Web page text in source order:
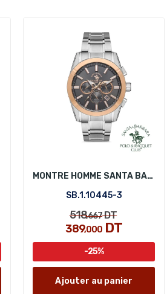
MONTRE HOMME SANTA BARBARA POLO SB.1.10445-3
SB.1.10445-3
518,667DT
389,000 DT
-25%
Ajouter au panier